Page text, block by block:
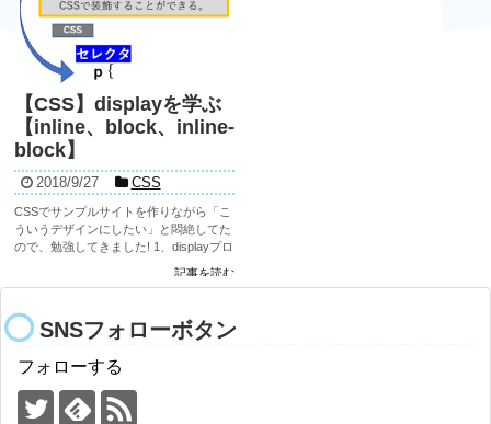
【CSS】displayを学ぶ
【inline、block、inline-
block】
2018/9/27 CSS
CSSでサンプルサイトを作りながら「こ
ういうデザインにしたい」と悶絶してた
ので、勉強してきました! 1、displayプロ
記事を読む
SNSフォローボタン
フォローする